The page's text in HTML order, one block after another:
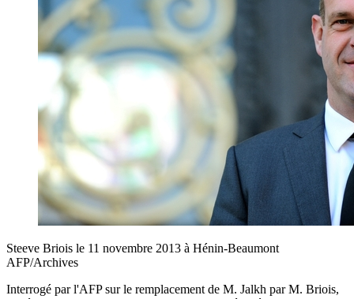
Steeve Briois le 11 novembre 2013 à Hénin-Beaumont
AFP/Archives
Interrogé par l'AFP sur le remplacement de M. Jalkh par M. Briois,